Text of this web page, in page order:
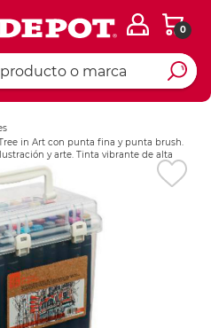
0
in Art con punta fina y punta brush.
y arte. Tinta vibrante de alta
Ingresar Codigo